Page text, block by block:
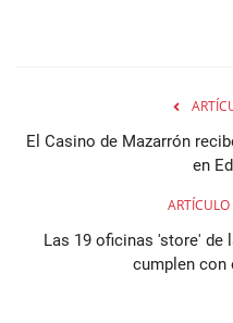
El Casino de Mazarrón
en
Las 19 oficinas 'store' de
cumplen con